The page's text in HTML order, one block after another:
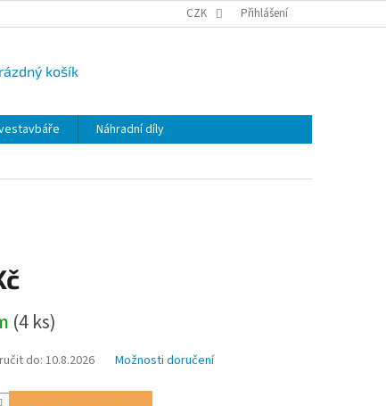
ÚDAJŮ REKLAMACE
CZK Přihlášení
košík
Náhradní díly
(4 ks)
do: 10.8.2026 Možnosti doručení